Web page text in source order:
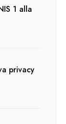
1 alla
privacy